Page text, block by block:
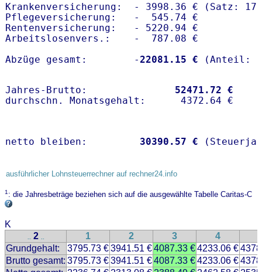
Krankenversicherung:  - 3998.36 € (Satz:
Pflegeversicherung:   -  545.74 €
Rentenversicherung:   - 5220.94 €
Arbeitslosenvers.:    -  787.08 €
Abzüge gesamt:        -22081.15 €
Jahres-Brutto: 52471.72 €
netto bleiben: 30390.57 €
ausführlicher Lohnsteuerrechner auf rechner24.info
1: die Jahresbeträge beziehen sich auf die ausgewählte Tabelle Caritas-C
K
.. 2 .. 1 2 3 4
Grundgehalt:
3795.73 €3941.51 €4087.33 €4233.06 €
Brutto gesamt: 3795.73 €3941.51 €4087.33 €4233.06 €